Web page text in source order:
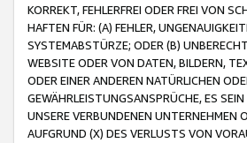
KORREKT, FEHLERFREI ODER FREI VON
HAFTEN FÜR: (A) FEHLER,
SYSTEMABSTÜRZE; ODER (B)
WEBSITE ODER VON DATEN, BILDERN,
ODER EINER ANDEREN NATÜRLICHEN
GEWÄHRLEISTUNGSANSPRÜCHE, ES
UNSERE VERBUNDENEN UNTERNEHMEN
AUFGRUND (X) DES VERLUSTS VON